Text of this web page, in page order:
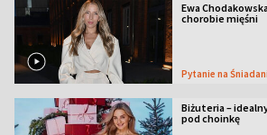
Ewa
chorobie mięśni
Pytanie na
Biżuteria –
pod choinkę